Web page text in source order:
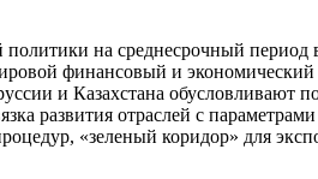
на среднесрочный
финансовый и
и Казахстана обусловливают
развития отраслей с
«зеленый коридор» для